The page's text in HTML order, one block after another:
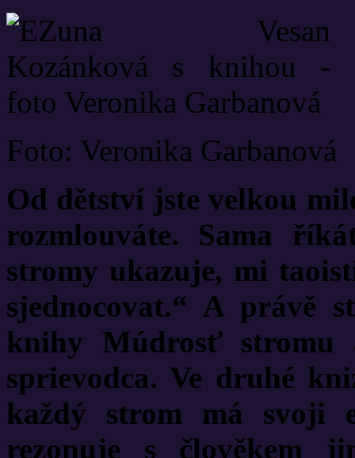
Foto: Veronika Garbanová
Od dětství jste velkou
rozmlouváte. Sama
stromy ukazuje, mi
sjednocovat.“ A právě
knihy Múdrosť
sprievodca. Ve druhé
každý strom má svoji
rezonuje s člověkem